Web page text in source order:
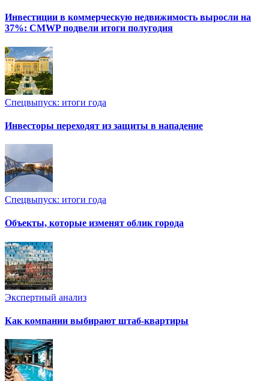
Инвестиции в коммерческую недвижимость выросли на
37%: CMWP подвели итоги полугодия
Спецвыпуск: итоги года
Инвесторы переходят из защиты в нападение
Спецвыпуск: итоги года
Объекты, которые изменят облик города
Экспертный анализ
Как компании выбирают штаб-квартиры